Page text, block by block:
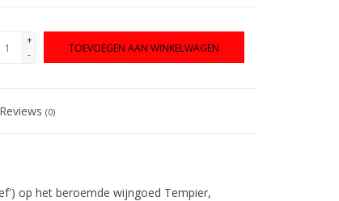
+
-
TOEVOEGEN AAN WINKELWAGEN
Reviews(0)
op het beroemde wijngoed Tempier,